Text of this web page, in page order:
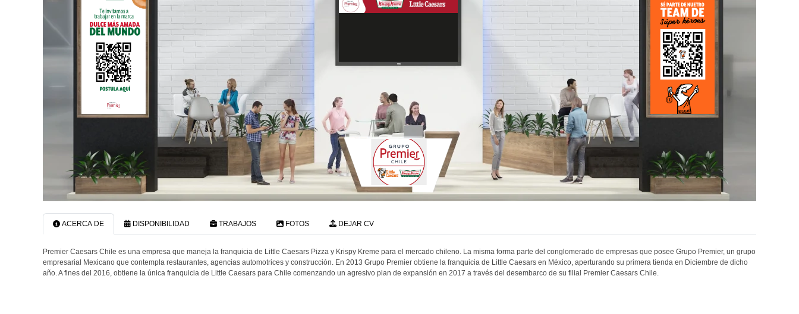
ACERCA DE DISPONIBILIDAD TRABAJOS FOTOS DEJAR CV
Premier Caesars Chile es una empresa que maneja la franquicia de Little Caesars Pizza y Krispy Kreme para el mercado chileno. La misma forma parte del conglomerado de empresas que posee Grupo Premier, un grupo
empresarial Mexicano que contempla restaurantes, agencias automotrices y construcción. En 2013 Grupo Premier obtiene la franquicia de Little Caesars en México, aperturando su primera tienda en Diciembre de dicho
año. A fines del 2016, obtiene la única franquicia de Little Caesars para Chile comenzando un agresivo plan de expansión en 2017 a través del desembarco de su filial Premier Caesars Chile.